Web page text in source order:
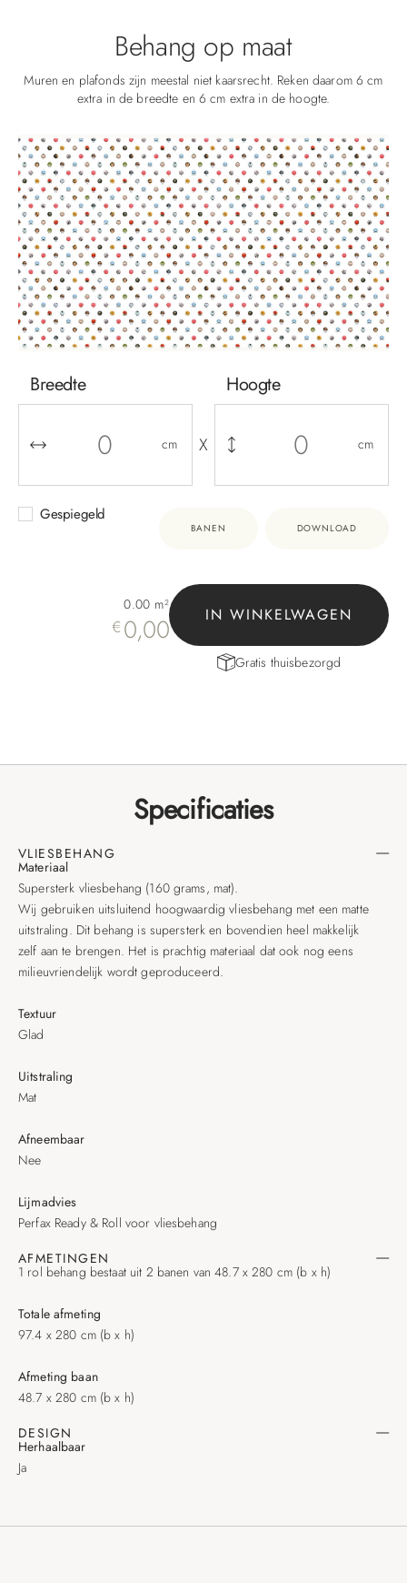
Behang op maat
Muren en plafonds zijn meestal niet kaarsrecht. Reken daarom 6 cm
extra in de breedte en 6 cm extra in de hoogte.
Breedte
cm X
Hoogte
cm
Gespiegeld
BANEN DOWNLOAD
0.00 m²
€ 0,00 IN WINKELWAGEN
Gratis thuisbezorgd
Specificaties
VLIESBEHANG
Materiaal
Supersterk vliesbehang (160 grams, mat).
Wij gebruiken uitsluitend hoogwaardig vliesbehang met een matte
uitstraling. Dit behang is supersterk en bovendien heel makkelijk
zelf aan te brengen. Het is prachtig materiaal dat ook nog eens
milieuvriendelijk wordt geproduceerd.
Textuur
Glad
Uitstraling
Mat
Afneembaar
Nee
Lijmadvies
Perfax Ready & Roll voor vliesbehang
AFMETINGEN
1 rol behang bestaat uit 2 banen van 48.7 x 280 cm (b x h)
Totale afmeting
97.4 x 280 cm (b x h)
Afmeting baan
48.7 x 280 cm (b x h)
DESIGN
Herhaalbaar
Ja